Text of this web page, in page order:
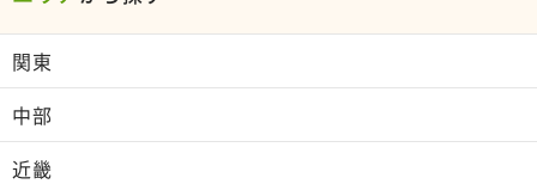
関東
中部
近畿